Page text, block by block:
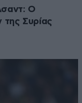
Ο
Συρίας